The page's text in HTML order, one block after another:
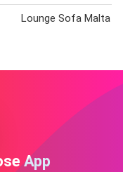
Lounge Sofa Malta
App